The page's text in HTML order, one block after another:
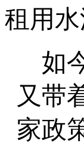
租用
如
又带
家政